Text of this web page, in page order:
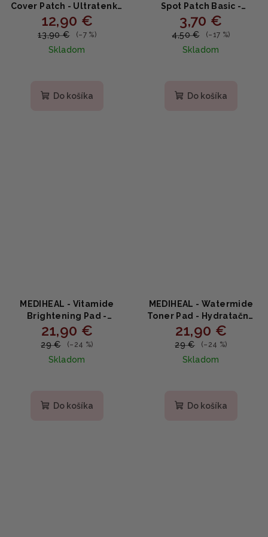
Cover Patch - Ultratenké
náplasti na akné s
centellou a ceramidmi
12,90 €
13,90 € (–7 %)
Skladom
Do košíka
Spot Patch Basic -
Liečivé náplasti proti
akné s červenou cibuľou
3,70 €
4,50 € (–17 %)
Skladom
Do košíka
MEDIHEAL - Vitamide
Brightening Pad -
Rozjasňujúce tonerové
tampóny s niacínamidom
a rakytníkom 100ks
(180ml)
21,90 €
29 € (–24 %)
Skladom
Do košíka
MEDIHEAL - Watermide
Toner Pad - Hydratačné
tonerové tampóny s
betainom, glycerínom a
PCA sodným 100 ks
(150ml)
21,90 €
29 € (–24 %)
Skladom
Do košíka